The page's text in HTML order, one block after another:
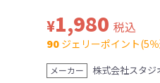
¥1,980 税込
90 ジェリーポイント(5
メーカー 株式会社スタジ